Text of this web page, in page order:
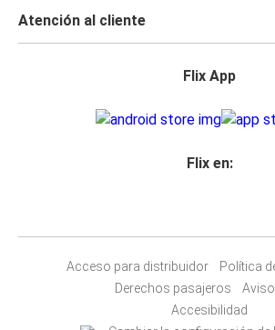
Atención al cliente
Flix App
Flix en:
Acceso para distribuidor
Política
Derechos pasajeros
Accesibilidad